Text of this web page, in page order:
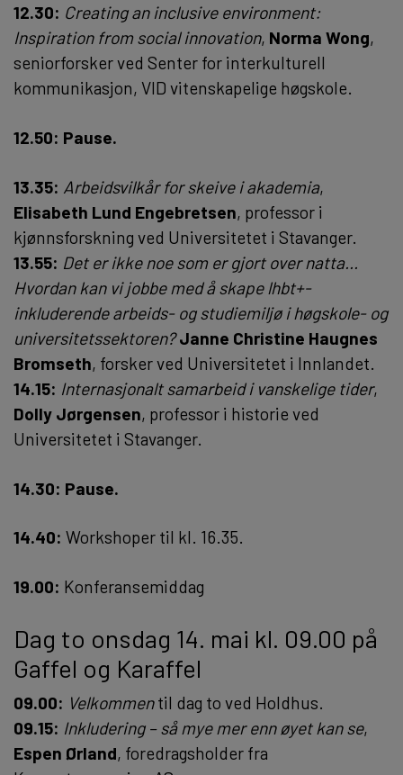
12.30: Creating an inclusive environment:
Inspiration from social innovation, Norma Wong,
seniorforsker ved Senter for interkulturell
kommunikasjon, VID vitenskapelige høgskole.
12.50: Pause.
13.35: Arbeidsvilkår for skeive i akademia,
Elisabeth Lund Engebretsen, professor i
kjønnsforskning ved Universitetet i Stavanger.
13.55: Det er ikke noe som er gjort over natta...
Hvordan kan vi jobbe med å skape lhbt+-
inkluderende arbeids- og studiemiljø i høgskole- og
universitetssektoren? Janne Christine Haugnes
Bromseth, forsker ved Universitetet i Innlandet.
14.15: Internasjonalt samarbeid i vanskelige tider,
Dolly Jørgensen, professor i historie ved
Universitetet i Stavanger.
14.30: Pause.
14.40: Workshoper til kl. 16.35.
19.00: Konferansemiddag
Dag to onsdag 14. mai kl. 09.00 på
Gaffel og Karaffel
09.00: Velkommentil dag to ved Holdhus.
09.15: Inkludering – så mye mer enn øyet kan se,
Espen Ørland, foredragsholder fra